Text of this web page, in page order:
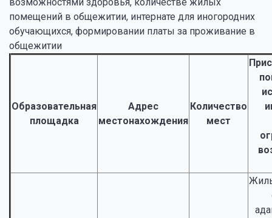
помещений в общежитии, интернате для иногородних
обучающихся, формировании платы за проживание в
общежитии
Образовательная
площадка
Адрес
местонахождения
Количество
мест